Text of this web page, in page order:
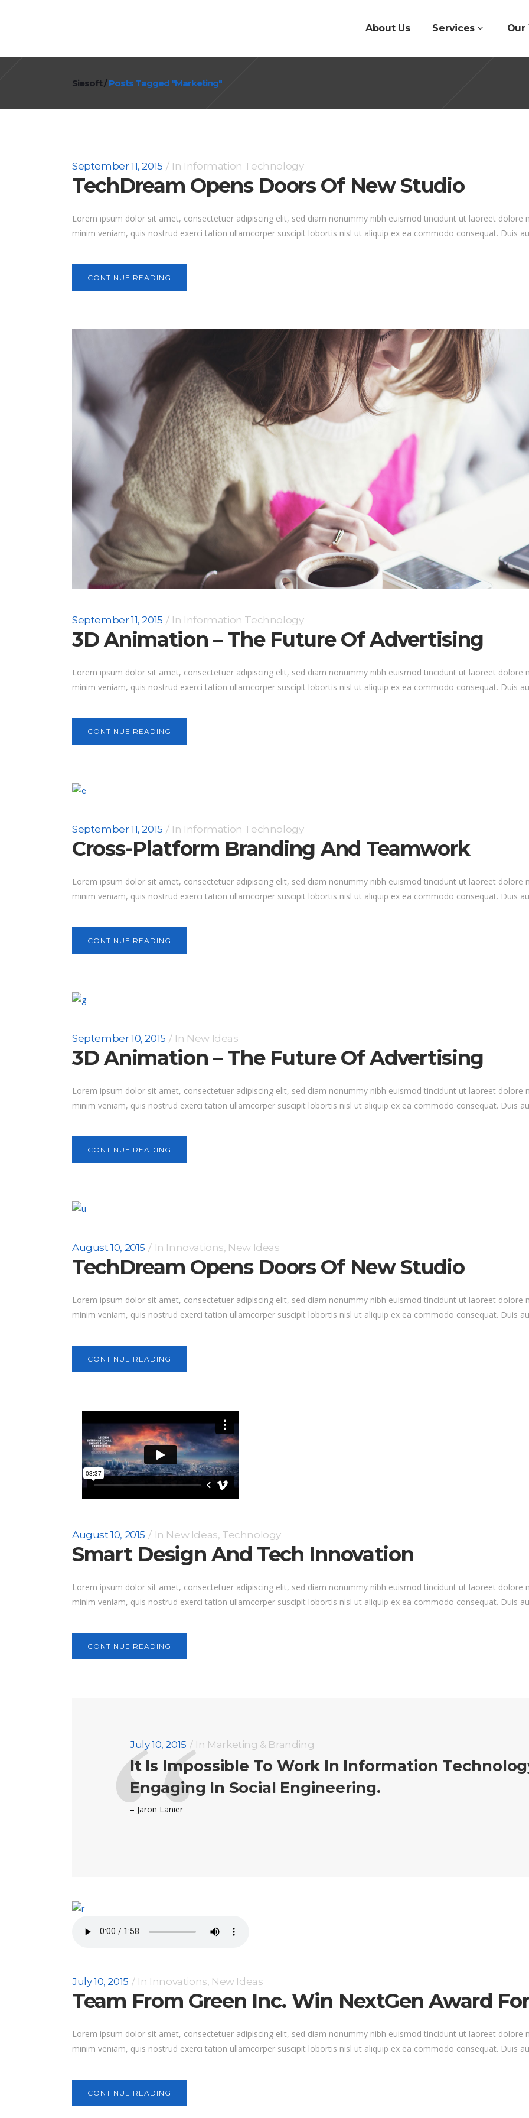
About Us Services Our
Siesoft/Posts Tagged "Marketing"
September 11, 2015 In Information Technology
TechDream Opens Doors Of New Studio
Lorem ipsum dolor sit amet, consectetuer adipiscing elit, sed diam nonummy nibh euismod tincidunt ut laoreet dolore
minim veniam, quis nostrud exerci tation ullamcorper suscipit lobortis nisl ut aliquip ex ea commodo consequat. Duis
CONTINUE READING
September 11, 2015 In Information Technology
3D Animation – The Future Of Advertising
Lorem ipsum dolor sit amet, consectetuer adipiscing elit, sed diam nonummy nibh euismod tincidunt ut laoreet dolore
minim veniam, quis nostrud exerci tation ullamcorper suscipit lobortis nisl ut aliquip ex ea commodo consequat. Duis
CONTINUE READING
September 11, 2015 In Information Technology
Cross-Platform Branding And Teamwork
Lorem ipsum dolor sit amet, consectetuer adipiscing elit, sed diam nonummy nibh euismod tincidunt ut laoreet dolore
minim veniam, quis nostrud exerci tation ullamcorper suscipit lobortis nisl ut aliquip ex ea commodo consequat. Duis
CONTINUE READING
September 10, 2015 In New Ideas
3D Animation – The Future Of Advertising
Lorem ipsum dolor sit amet, consectetuer adipiscing elit, sed diam nonummy nibh euismod tincidunt ut laoreet dolore
minim veniam, quis nostrud exerci tation ullamcorper suscipit lobortis nisl ut aliquip ex ea commodo consequat. Duis
CONTINUE READING
August 10, 2015 In Innovations, New Ideas
TechDream Opens Doors Of New Studio
Lorem ipsum dolor sit amet, consectetuer adipiscing elit, sed diam nonummy nibh euismod tincidunt ut laoreet dolore
minim veniam, quis nostrud exerci tation ullamcorper suscipit lobortis nisl ut aliquip ex ea commodo consequat. Duis
CONTINUE READING
August 10, 2015 In New Ideas, Technology
Smart Design And Tech Innovation
Lorem ipsum dolor sit amet, consectetuer adipiscing elit, sed diam nonummy nibh euismod tincidunt ut laoreet dolore
minim veniam, quis nostrud exerci tation ullamcorper suscipit lobortis nisl ut aliquip ex ea commodo consequat. Duis
CONTINUE READING
July 10, 2015 In Marketing & Branding
It Is Impossible To Work In Information
Engaging In Social Engineering.
– Jaron Lanier
July 10, 2015 In Innovations, New Ideas
Team From Green Inc. Win NextGen Award
Lorem ipsum dolor sit amet, consectetuer adipiscing elit, sed diam nonummy nibh euismod tincidunt ut laoreet dolore
minim veniam, quis nostrud exerci tation ullamcorper suscipit lobortis nisl ut aliquip ex ea commodo consequat. Duis
CONTINUE READING